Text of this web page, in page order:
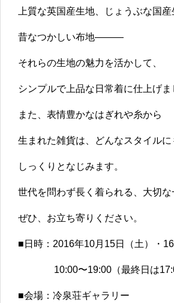
上質な英国産生地、じょうぶな国産
昔なつかしい布地―――
それらの生地の魅力を活かして、
シンプルで上品な日常着に仕上げま
また、表情豊かなはぎれや糸から
生まれた雑貨は、どんなスタイルに
しっくりとなじみます。
世代を問わず長く着られる、大切な
ぜひ、お立ち寄りください。
■日時：2016年10月15日（土）・
10:00〜19:00（最終日は
■会場：冷泉荘ギャラリー